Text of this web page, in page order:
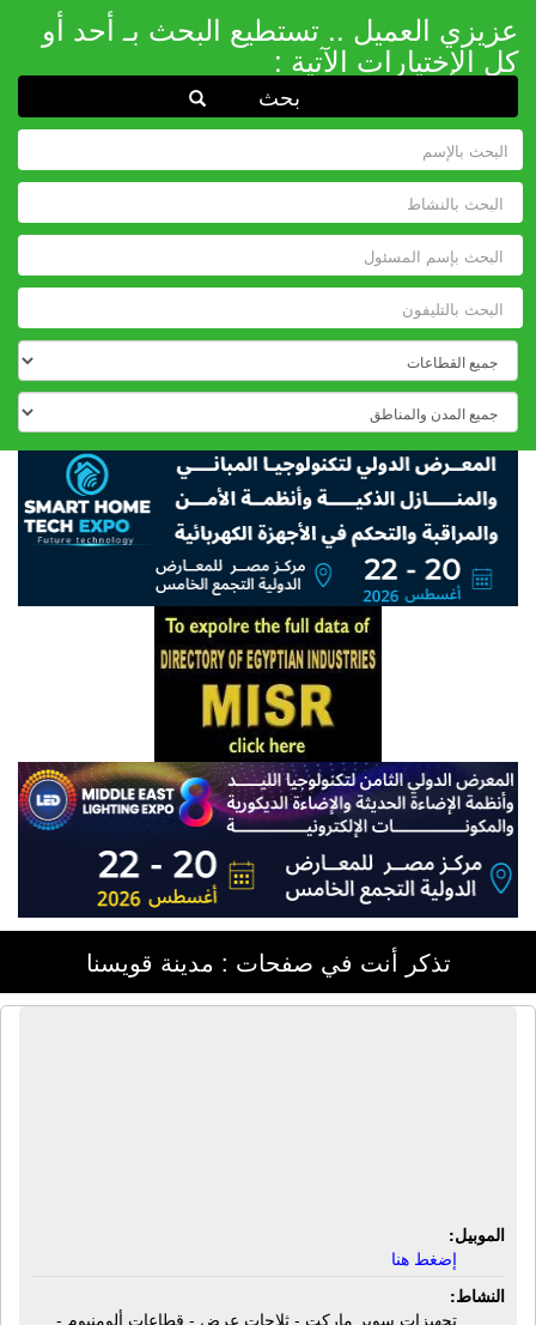
عزيزي العميل .. تستطيع البحث بـ أحد أو
كل الإختيارات الآتية :
تذكر أنت في صفحات : مدينة قويسنا
الموبيل:
إضغط هنا
النشاط:
تجهيزات سوبر ماركت - ثلاجات عرض - قطاعات ألومنيوم -